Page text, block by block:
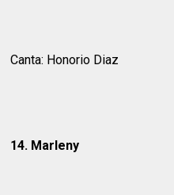
Canta: Honorio Diaz
14. Marleny